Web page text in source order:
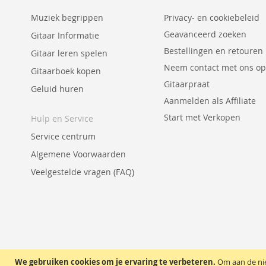
We gebruiken cookies om je ervaring te verbeteren. Om aan de
Muziek begrippen
Gitaar Informatie
Gitaar leren spelen
Gitaarboek kopen
Geluid huren
Hulp en Service
Service centrum
Algemene Voorwaarden
Veelgestelde vragen (FAQ)
Privacy- en cookiebeleid
Geavanceerd zoeken
Bestellingen en retouren
Neem contact met ons op
Gitaarpraat
Aanmelden als Affiliate
Start met Verkopen